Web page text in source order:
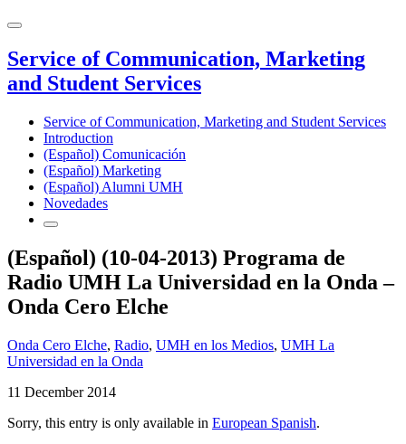
Service of Communication, Marketing
and Student Services
Service of Communication, Marketing and Student Services
Introduction
(Español) Comunicación
(Español) Marketing
(Español) Alumni UMH
Novedades
(Español) (10-04-2013) Programa de
Radio UMH La Universidad en la Onda –
Onda Cero Elche
Onda Cero Elche, Radio, UMH en los Medios, UMH La
Universidad en la Onda
11 December 2014
Sorry, this entry is only available in European Spanish.